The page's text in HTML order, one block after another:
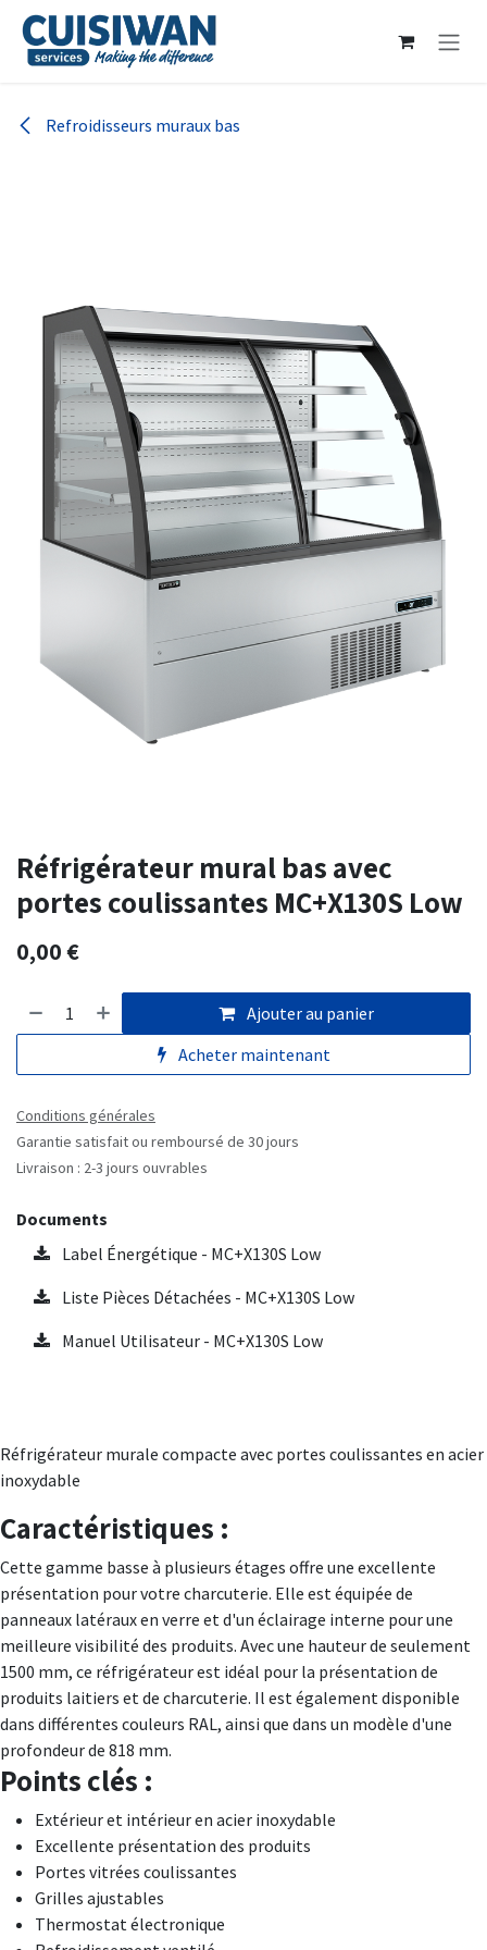
Se rendre au contenu
Refroidisseurs muraux bas
Réfrigérateur mural bas avec
portes coulissantes MC+X130S Low
0,00€
Ajouter au panier
Acheter maintenant
Conditions générales
Garantie satisfait ou remboursé de 30 jours
Livraison : 2-3 jours ouvrables
Documents
Label Énergétique - MC+X130S Low
Liste Pièces Détachées - MC+X130S Low
Manuel Utilisateur - MC+X130S Low
Réfrigérateur murale compacte avec portes coulissantes en acier
inoxydable
Caractéristiques :
Cette gamme basse à plusieurs étages offre une excellente
présentation pour votre charcuterie. Elle est équipée de
panneaux latéraux en verre et d'un éclairage interne pour une
meilleure visibilité des produits. Avec une hauteur de seulement
1500 mm, ce réfrigérateur est idéal pour la présentation de
produits laitiers et de charcuterie. Il est également disponible
dans différentes couleurs RAL, ainsi que dans un modèle d'une
profondeur de 818 mm.
Points clés :
Extérieur et intérieur en acier inoxydable
Excellente présentation des produits
Portes vitrées coulissantes
Grilles ajustables
Thermostat électronique